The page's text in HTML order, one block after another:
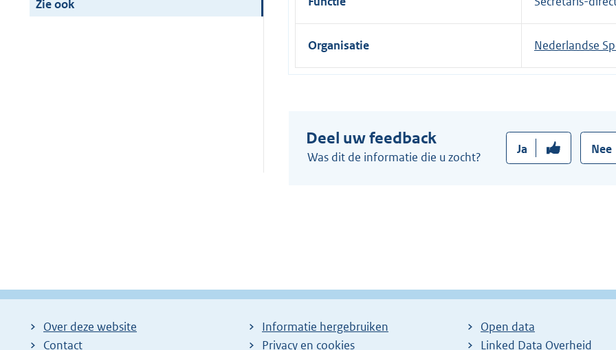
Zie ook
Organisatie Nederlandse
Deel uw feedback
Was dit de informatie die u zocht?
Ja Nee
Over deze website
Contact
Informatie hergebruiken
Privacy en cookies
Open data
Linked Data Overheid